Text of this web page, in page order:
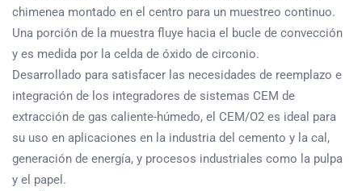
chimenea montado en el centro para un muestreo continuo.
Una porción de la muestra fluye hacia el bucle de convección
y es medida por la celda de óxido de circonio.
Desarrollado para satisfacer las necesidades de reemplazo e
integración de los integradores de sistemas CEM de
extracción de gas caliente-húmedo, el CEM/O2 es ideal para
su uso en aplicaciones en la industria del cemento y la cal,
generación de energía, y procesos industriales como la pulpa
y el papel.